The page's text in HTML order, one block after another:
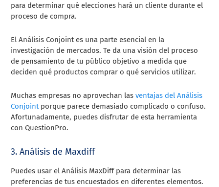
para determinar qué elecciones hará un cliente durante el
proceso de compra.
El Análisis Conjoint es una parte esencial en la
investigación de mercados. Te da una visión del proceso
de pensamiento de tu público objetivo a medida que
deciden qué productos comprar o qué servicios utilizar.
Muchas empresas no aprovechan lasventajas del Análisis
Conjointporque parece demasiado complicado o confuso.
Afortunadamente, puedes disfrutar de esta herramienta
con QuestionPro.
3. Análisis de Maxdiff
Puedes usar el Análisis MaxDiff para determinar las
preferencias de tus encuestados en diferentes elementos.